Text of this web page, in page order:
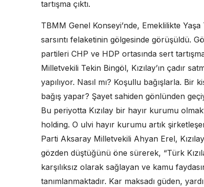
tartışma çıktı.
TBMM Genel Konseyi’nde, Emeklilikte
sarsıntı felaketinin gölgesinde görüşüldü.
partileri CHP ve HDP ortasında sert
Milletvekili Tekin Bingöl, Kızılay’ın çadır
yapılıyor. Nasıl mı? Koşullu bağışlarla.
bağış yapar? Şayet sahiden gönlünden
Bu periyotta Kızılay bir hayır kurumu
holding. O ulvi hayır kurumu artık
Parti Aksaray Milletvekili Ahyan Erel,
gözden düştüğünü öne sürerek, “Türk
karşılıksız olarak sağlayan ve kamu
tanımlanmaktadır. Kar maksadı güden,